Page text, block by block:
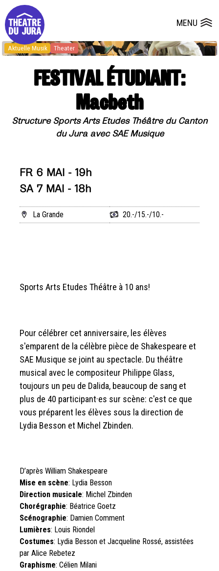
MENU
Presse Dépôts de dossiers
Aktuelle Musik Theater
FESTIVAL ÉTUDIANT:
Macbeth
Structure Sports Arts Etudes Théâtre du Canton
du Jura avec SAE Musique
Sports Arts Etudes Théâtre à 10 ans!
Pour célébrer cet anniversaire, les élèves
s'emparent de la célèbre pièce de Shakespeare et
SAE Musique se joint au spectacle. Du théâtre
musical avec le compositeur Philippe Glass,
toujours un peu de Dalida, beaucoup de sang et
plus de 40 participant·es sur scène: c'est ce que
vous préparent les élèves sous la direction de
Lydia Besson et Michel Zbinden.
D’après William Shakespeare
Mise en scène: Lydia Besson
Direction musicale: Michel Zbinden
Chorégraphie: Béatrice Goetz
Scénographie: Damien Comment
Lumières: Louis Riondel
Costumes: Lydia Besson et Jacqueline Rossé, assistées
par Alice Rebetez
Graphisme: Célien Milani
FR 6 MAI - 19h
SA 7 MAI - 18h
La Grande 20.-/15.-/10.-